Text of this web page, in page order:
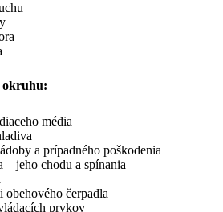
okruhu:
média
a prípadného poškodenia
jeho chodu a spínania
čerpadla
prvkov